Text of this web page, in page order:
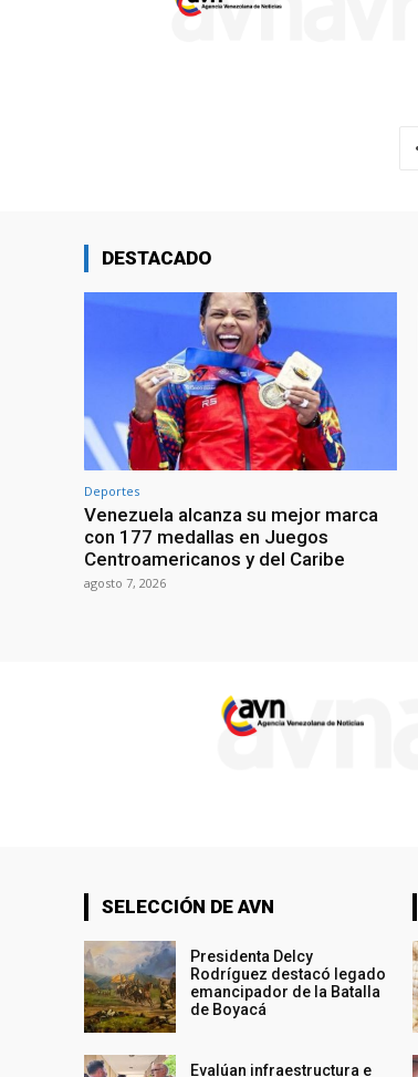
DESTACADO
Deportes
Venezuela alcanza su mejor marca
con 177 medallas en Juegos
Centroamericanos y del Caribe
agosto 7, 2026
SELECCIÓN DE AVN
Presidenta Delcy
Rodríguez destacó legado
emancipador de la Batalla
de Boyacá
Evalúan infraestructura e